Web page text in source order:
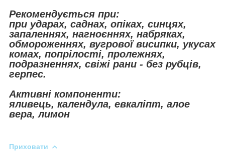
Рекомендується при:
при ударах, саднах, опіках, синцях,
запаленнях, нагноєннях, набряках,
обмороженнях, вугрової висипки, укусах
комах, попрілості, пролежнях,
подразненнях, свіжі рани - без рубців,
герпес.
Активні компоненти:
яливець, календула, евкаліпт, алое
вера, лимон
Приховати